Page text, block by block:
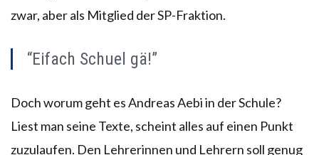
zwar, aber als Mitglied der SP-Fraktion.
“Eifach Schuel gä!”
Doch worum geht es Andreas Aebi in der Schule?
Liest man seine Texte, scheint alles auf einen Punkt
zuzulaufen. Den Lehrerinnen und Lehrern soll genug